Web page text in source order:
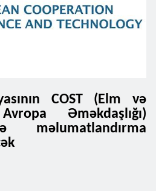
COST (Elm və
Əməkdaşlığı)
məlumatlandırma